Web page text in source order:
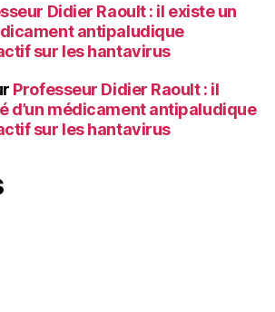
Didier Raoult : il existe un
antipaludique
sur les hantavirus
Professeur Didier Raoult : il
d’un médicament antipaludique
sur les hantavirus